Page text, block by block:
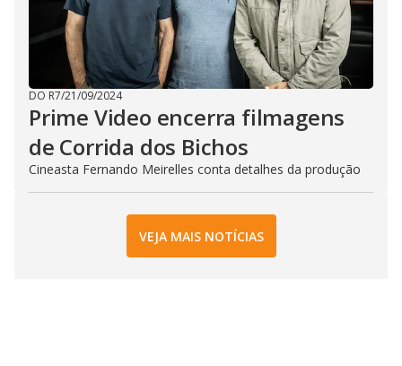
DO R7/21/09/2024
Prime Video encerra filmagens
de Corrida dos Bichos
Cineasta Fernando Meirelles conta detalhes da produção
VEJA MAIS NOTÍCIAS